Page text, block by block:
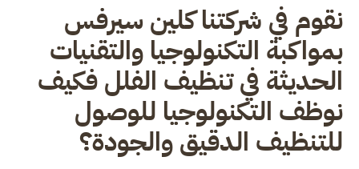
نقوم في شركتنا كلين سيرفس
بمواكبة التكنولوجيا والتقنيات
الحديثة في تنظيف الفلل فكيف
نوظف التكنولوجيا للوصول
للتنظيف الدقيق والجودة؟